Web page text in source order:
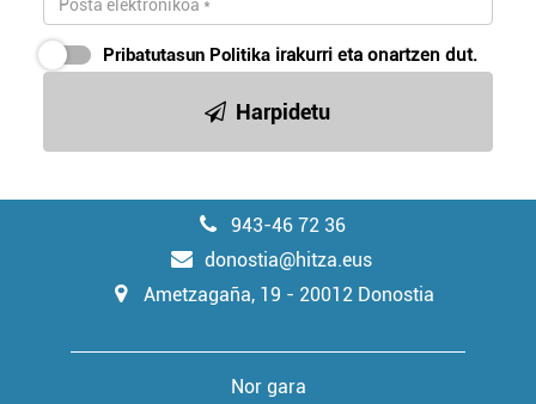
Pribatutasun Politika irakurri eta onartzen dut.
Harpidetu
943-46 72 36
donostia@hitza.eus
Ametzagaña, 19 - 20012 Donostia
Nor gara